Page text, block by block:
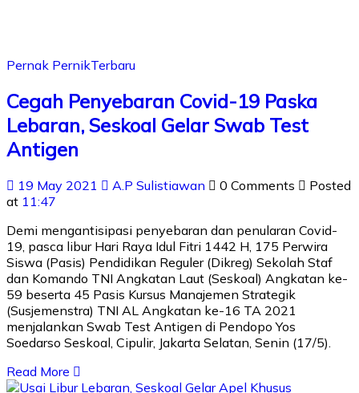
Pernak PernikTerbaru
Cegah Penyebaran Covid-19 Paska
Lebaran, Seskoal Gelar Swab Test
Antigen
19 May 2021 A.P Sulistiawan 0 Comments
Posted
at 11:47
Demi mengantisipasi penyebaran dan penularan Covid-
19, pasca libur Hari Raya Idul Fitri 1442 H, 175 Perwira
Siswa (Pasis) Pendidikan Reguler (Dikreg) Sekolah Staf
dan Komando TNI Angkatan Laut (Seskoal) Angkatan ke-
59 beserta 45 Pasis Kursus Manajemen Strategik
(Susjemenstra) TNI AL Angkatan ke-16 TA 2021
menjalankan Swab Test Antigen di Pendopo Yos
Soedarso Seskoal, Cipulir, Jakarta Selatan, Senin (17/5).
Read More